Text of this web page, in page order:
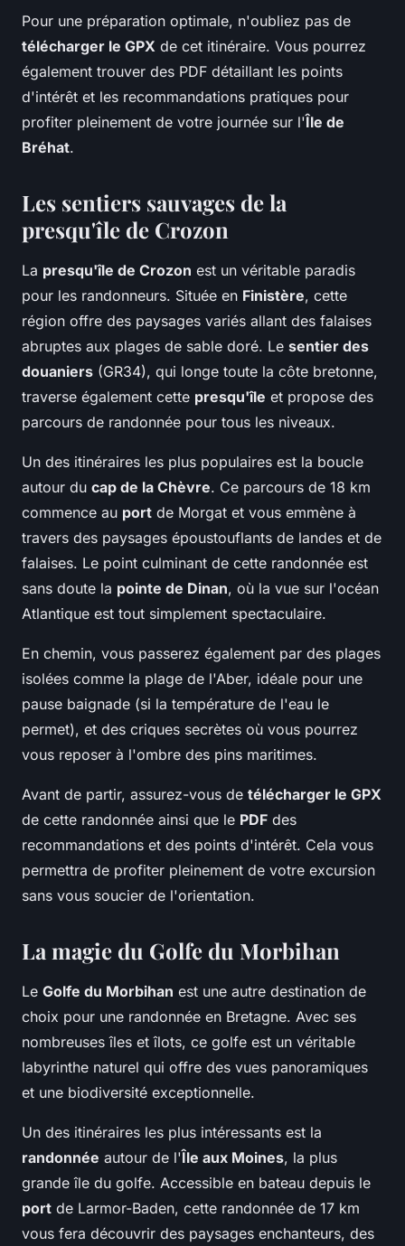
Pour une préparation optimale, n'oubliez pas de
télécharger le GPX de cet itinéraire. Vous pourrez
également trouver des PDF détaillant les points
d'intérêt et les recommandations pratiques pour
profiter pleinement de votre journée sur l'Île de
Bréhat.
Les sentiers sauvages de la
presqu'île de Crozon
La presqu'île de Crozon est un véritable paradis
pour les randonneurs. Située en Finistère, cette
région offre des paysages variés allant des falaises
abruptes aux plages de sable doré. Le sentier des
douaniers (GR34), qui longe toute la côte bretonne,
traverse également cette presqu'île et propose des
parcours de randonnée pour tous les niveaux.
Un des itinéraires les plus populaires est la boucle
autour du cap de la Chèvre. Ce parcours de 18 km
commence au port de Morgat et vous emmène à
travers des paysages époustouflants de landes et de
falaises. Le point culminant de cette randonnée est
sans doute la pointe de Dinan, où la vue sur l'océan
Atlantique est tout simplement spectaculaire.
En chemin, vous passerez également par des plages
isolées comme la plage de l'Aber, idéale pour une
pause baignade (si la température de l'eau le
permet), et des criques secrètes où vous pourrez
vous reposer à l'ombre des pins maritimes.
Avant de partir, assurez-vous de télécharger le GPX
de cette randonnée ainsi que le PDF des
recommandations et des points d'intérêt. Cela vous
permettra de profiter pleinement de votre excursion
sans vous soucier de l'orientation.
La magie du Golfe du Morbihan
Le Golfe du Morbihan est une autre destination de
choix pour une randonnée en Bretagne. Avec ses
nombreuses îles et îlots, ce golfe est un véritable
labyrinthe naturel qui offre des vues panoramiques
et une biodiversité exceptionnelle.
Un des itinéraires les plus intéressants est la
randonnée autour de l'Île aux Moines, la plus
grande île du golfe. Accessible en bateau depuis le
port de Larmor-Baden, cette randonnée de 17 km
vous fera découvrir des paysages enchanteurs, des